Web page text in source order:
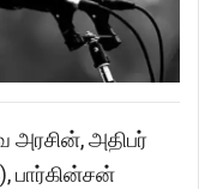
அரசின், அதிபர்
பார்கின்சன்